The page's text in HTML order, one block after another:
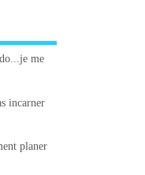
me
incarner
planer